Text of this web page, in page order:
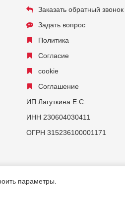
Заказать обратный звонок
Задать вопрос
Политика
Согласие
cookie
Соглашение
ИП Лагуткина Е.С.
ИНН 230604030411
ОГРН 315236100001171
параметры.